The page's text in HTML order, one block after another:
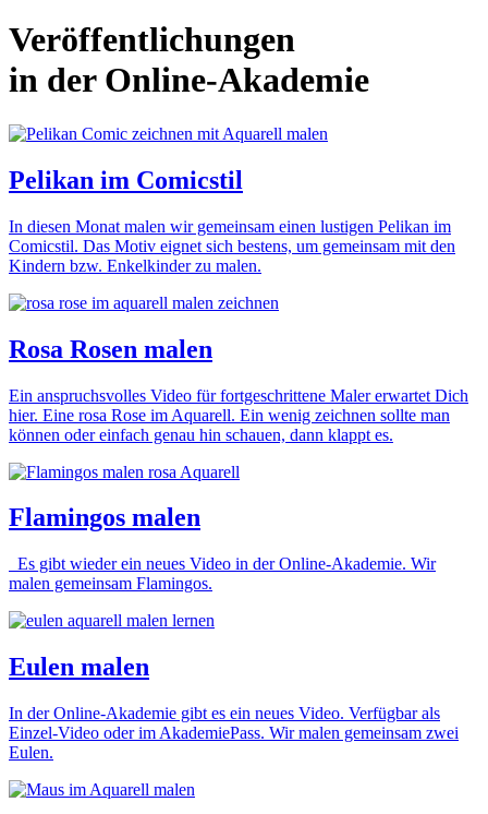
Veröffentlichungen
in der Online-Akademie
Pelikan im Comicstil
In diesen Monat malen wir gemeinsam einen lustigen Pelikan im
Comicstil. Das Motiv eignet sich bestens, um gemeinsam mit den
Kindern bzw. Enkelkinder zu malen.
Rosa Rosen malen
Ein anspruchsvolles Video für fortgeschrittene Maler erwartet Dich
hier. Eine rosa Rose im Aquarell. Ein wenig zeichnen sollte man
können oder einfach genau hin schauen, dann klappt es.
Flamingos malen
Es gibt wieder ein neues Video in der Online-Akademie. Wir
malen gemeinsam Flamingos.
Eulen malen
In der Online-Akademie gibt es ein neues Video. Verfügbar als
Einzel-Video oder im AkademiePass. Wir malen gemeinsam zwei
Eulen.